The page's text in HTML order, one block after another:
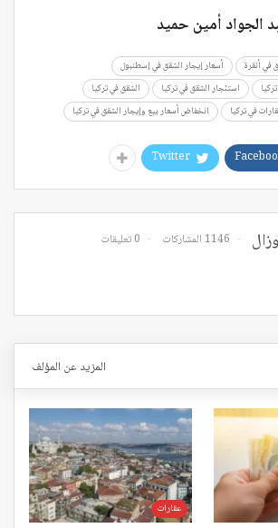
الجواد أمين حميد
في أنقرة
أسعار إيجار الشقق في إسطنبول
استئجار الشقق في تركيا
الشقق في تركيا
في تركيا انخفاض أسعار بيع وإيجار الشقق في تركيا
Twitter
1146 المشاركات 0 تعليقات
المزيد عن المؤلف
عقارات